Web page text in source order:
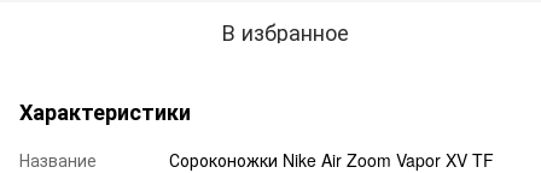
В избранное
Характеристики
Название Сороконожки Nike Air Zoom Vapor XV TF